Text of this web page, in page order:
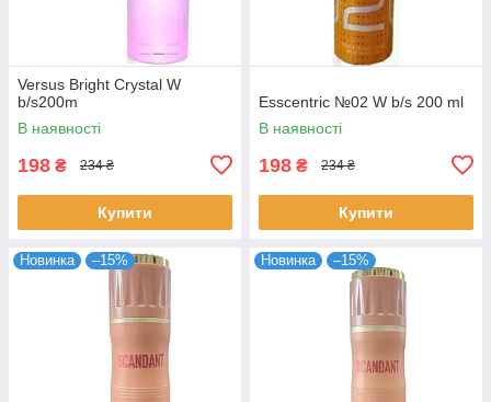
Versus Bright Crystal W
b/s200m
В наявності
198 ₴ 234 ₴
Купити
Esscentric №02 W b/s 200 ml
В наявності
198 ₴ 234 ₴
Купити
Новинка –15% Новинка –15%